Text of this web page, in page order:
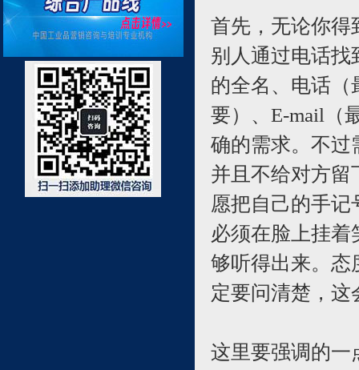
首先，无论你得
别人通过电话找
的全名、电话（
要）、E-mail（
确的需求。不过
并且不给对方留
愿把自己的手
必须在脸上挂
够听得出来。态
定要问清楚，
这里要强调的一